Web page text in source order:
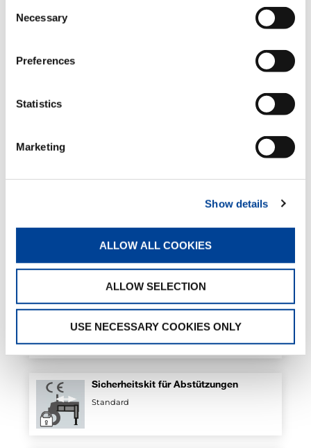
Selection
Necessary
Preferences
Statistics
Marketing
Show details
ALLOW ALL COOKIES
ALLOW SELECTION
USE NECESSARY COOKIES ONLY
Block für proportionale
Hydraulikventile
Standard
Zahnstange
Standard
Sicherheitskit für Abstützungen
Standard